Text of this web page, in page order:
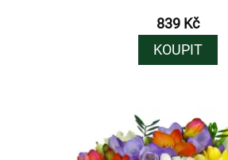
839 Kč
KOUPIT